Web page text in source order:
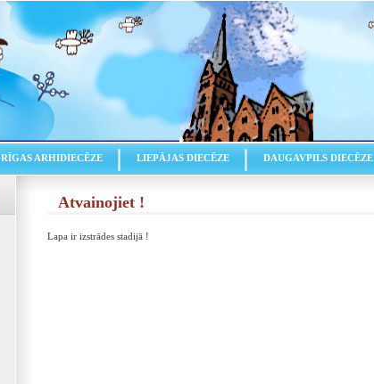
RĪGAS ARHIDIECĒZE LIEPĀJAS DIECĒZE DAUGAVPILS DIECĒZE
Atvainojiet !
Lapa ir izstrādes stadijā !